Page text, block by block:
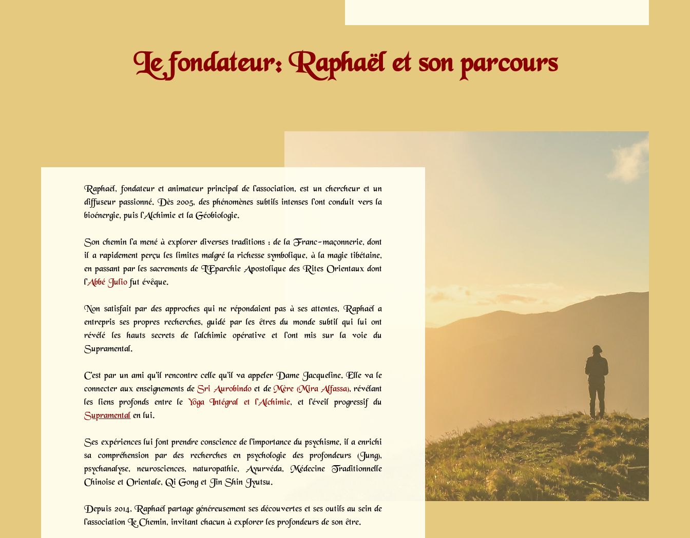
Le fondateur: Raphaël et son parcours
Raphaël, fondateur et animateur principal de l'association, est un chercheur et un
diffuseur passionné. Dès 2005, des phénomènes subtils intenses l'ont conduit vers la
bioénergie, puis l'Alchimie et la Géobiologie.
Son chemin l'a mené à explorer diverses traditions : de la Franc-maçonnerie, dont
il a rapidement perçu les limites malgré la richesse symbolique, à la magie tibétaine,
en passant par les sacrements de L'Eparchie Apostolique des Rites Orientaux dont
l'Abbé Julio fut évêque.
Non satisfait par des approches qui ne répondaient pas à ses attentes, Raphaël a
entrepris ses propres recherches, guidé par les êtres du monde subtil qui lui ont
révélé les hauts secrets de l'alchimie opérative et l'ont mis sur la voie du
Supramental.
C’est par un ami qu’il rencontre celle qu’il va appeler Dame Jacqueline. Elle va le
connecter aux enseignements deSri Aurobindoet de Mère (Mira Alfassa), révélant
les liens profonds entre le Yoga Intégral et l'Alchimie, et l'éveil progressif du
Supramental en lui.
Ses expériences lui font prendre conscience de l'importance du psychisme, il a enrichi
sa compréhension par des recherches en psychologie des profondeurs (Jung),
psychanalyse, neurosciences, naturopathie, Ayurvéda, Médecine Traditionnelle
Chinoise et Orientale, Qi Gong et Jin Shin Jyutsu.
Depuis 2014, Raphaël partage généreusement ses découvertes et ses outils au sein de
l'association Le Chemin, invitant chacun à explorer les profondeurs de son être.